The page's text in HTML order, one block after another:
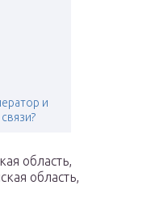
и
область,
область,